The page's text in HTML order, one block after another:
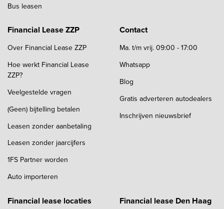
Bus leasen
Financial Lease ZZP
Over Financial Lease ZZP
Hoe werkt Financial Lease
ZZP?
Veelgestelde vragen
(Geen) bijtelling betalen
Leasen zonder aanbetaling
Leasen zonder jaarcijfers
1FS Partner worden
Auto importeren
Contact
Ma. t/m vrij. 09:00 - 17:00
Whatsapp
Blog
Gratis adverteren autodealers
Inschrijven nieuwsbrief
Financial lease locaties Financial lease Den Haag